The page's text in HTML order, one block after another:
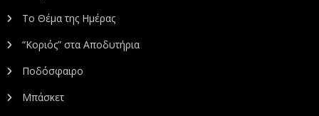
Το Θέμα της Ημέρας
“Κοριός” στα Αποδυτήρια
Ποδόσφαιρο
Μπάσκετ